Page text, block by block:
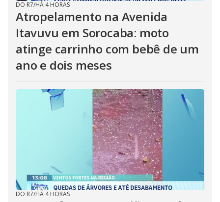
DO R7/HÁ 4 HORAS
Atropelamento na Avenida
Itavuvu em Sorocaba: moto
atinge carrinho com bebê de um
ano e dois meses
DO R7/HÁ 4 HORAS